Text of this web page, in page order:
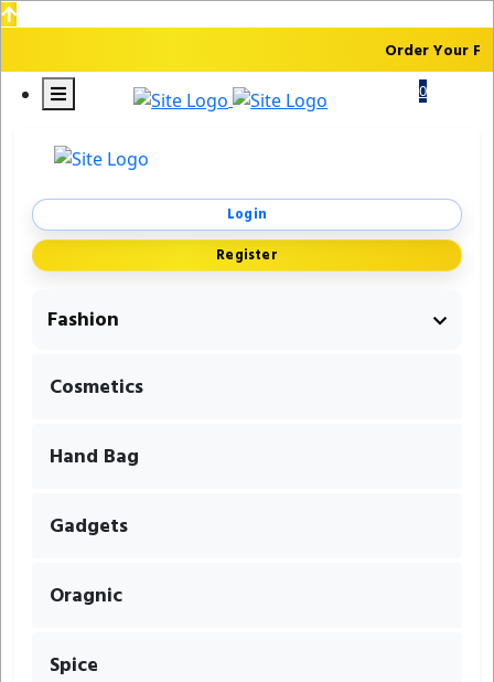
Order Your
0
Login
Register
Fashion
Cosmetics
Hand Bag
Gadgets
Oragnic
Spice